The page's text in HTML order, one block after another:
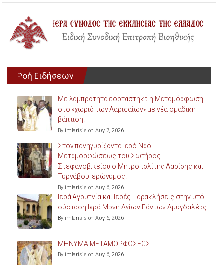
Ροή Ειδήσεων
Με λαμπρότητα εορτάστηκε η Μεταμόρφωση
στο «χωριό των Λαρισαίων» με νέα ομαδική
βάπτιση.
By imlarisis on Αυγ 7, 2026
Στον πανηγυρίζοντα Ιερό Ναό
Μεταμορφώσεως του Σωτήρος
Στεφανοβικείου ο Μητροπολίτης Λαρίσης και
Τυρνάβου Ιερώνυμος.
By imlarisis on Αυγ 6, 2026
Ιερά Αγρυπνία και Ιερές Παρακλήσεις στην υπό
σύσταση Ιερά Μονή Αγίων Πάντων Αμυγδαλέας.
By imlarisis on Αυγ 6, 2026
ΜΗΝΥΜΑ ΜΕΤΑΜΟΡΦΩΣΕΩΣ
By imlarisis on Αυγ 6, 2026